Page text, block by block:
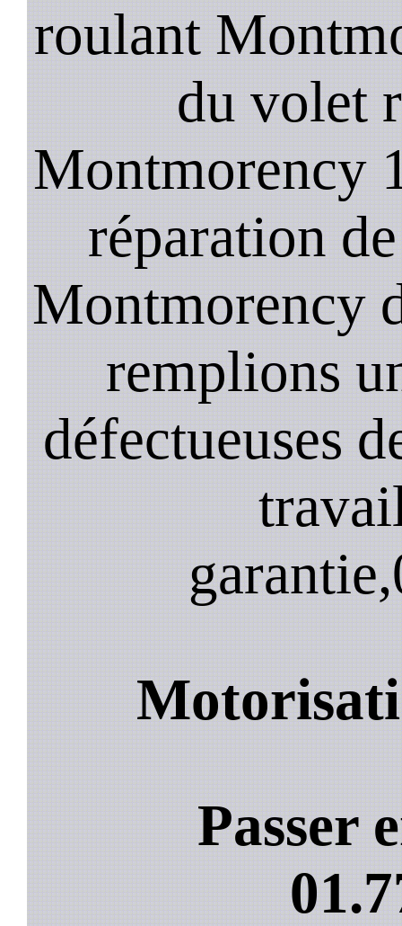
roulant
du volet
Montmorency
réparation
Montmorency
remplions
défectueuses
garantie,
Passer